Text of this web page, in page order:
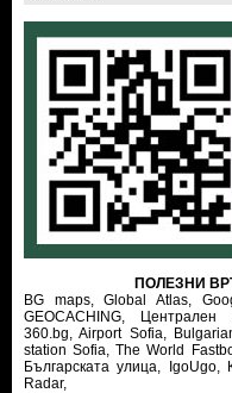
ПОЛЕЗНИ
BG maps,
Global Atlas,
GEOCACHING,
Централен
360.bg, Airport Sofia,
station Sofia, The World
Българската улица,
IgoUgo,
Radar,